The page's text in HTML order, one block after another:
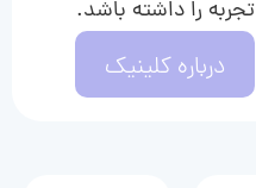
تجربه را داشته باشد.
درباره کلینیک